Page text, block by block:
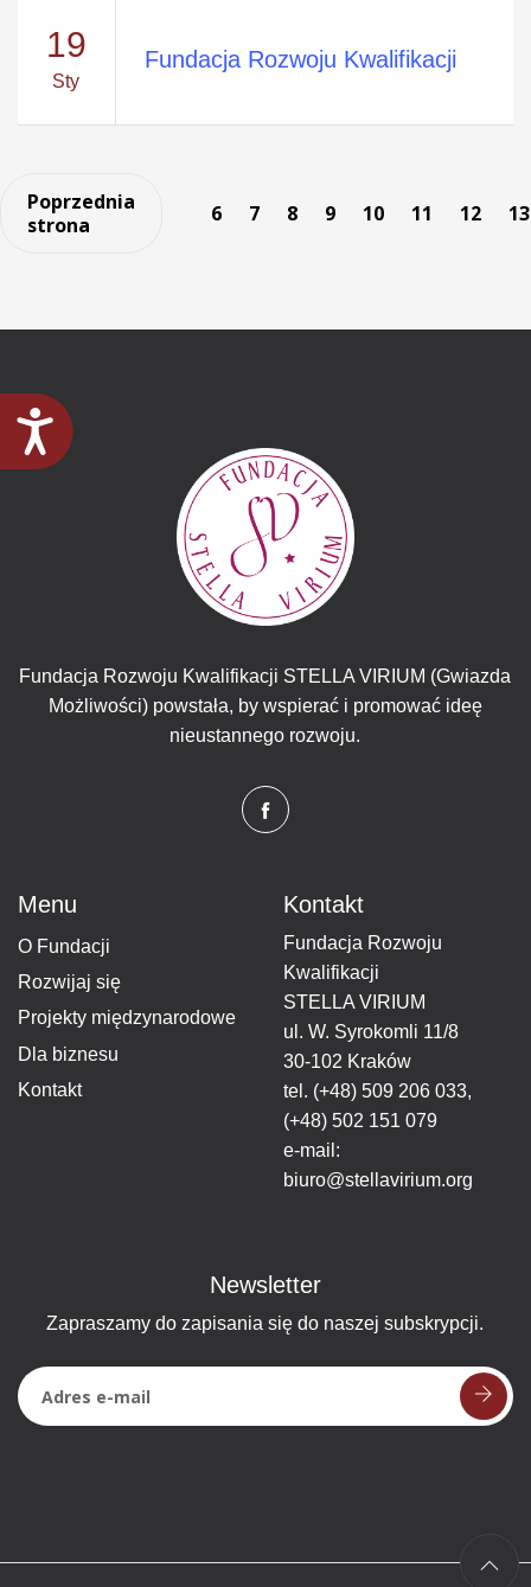
Dostępność
19
Sty
Fundacja Rozwoju Kwalifikacji
Poprzednia
strona
6 7 8 9 10 11 12 13
Fundacja Rozwoju Kwalifikacji STELLA VIRIUM (Gwiazda
Możliwości) powstała, by wspierać i promować ideę
nieustannego rozwoju.
Menu
O Fundacji
Rozwijaj się
Projekty międzynarodowe
Dla biznesu
Kontakt
Kontakt
Fundacja Rozwoju
Kwalifikacji
STELLA VIRIUM
ul. W. Syrokomli 11/8
30-102 Kraków
tel. (+48) 509 206 033,
(+48) 502 151 079
e-mail:
biuro@stellavirium.org
Newsletter
Zapraszamy do zapisania się do naszej subskrypcji.